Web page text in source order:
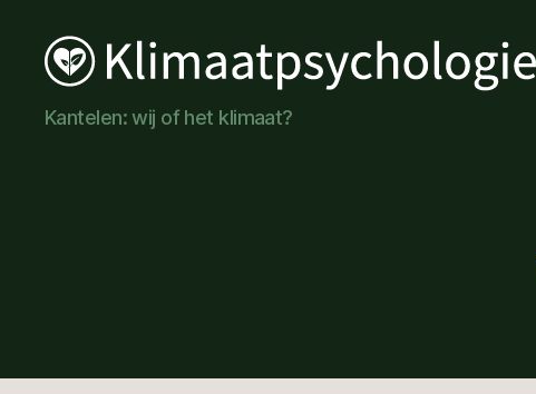
Klimaatpsychologie
Kantelen: wij of het klimaat?